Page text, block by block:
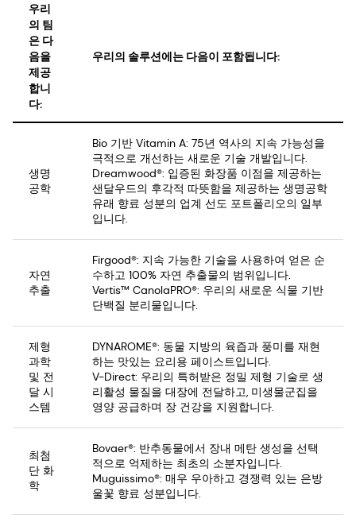
우리
의 팀
은 다
음을
제공
합니
다:
우리의 솔루션에는 다음이 포함됩니다:
생명
공학
Bio 기반 Vitamin A: 75년 역사의 지속 가능성을
극적으로 개선하는 새로운 기술 개발입니다.
Dreamwood®: 입증된 화장품 이점을 제공하는
샌달우드의 후각적 따뜻함을 제공하는 생명공학
유래 향료 성분의 업계 선도 포트폴리오의 일부
입니다.
자연
추출
Firgood®: 지속 가능한 기술을 사용하여 얻은 순
수하고 100% 자연 추출물의 범위입니다.
Vertis™ CanolaPRO®: 우리의 새로운 식물 기반
단백질 분리물입니다.
제형
과학
및 전
달 시
스템
DYNAROME®: 동물 지방의 육즙과 풍미를 재현
하는 맛있는 요리용 페이스트입니다.
V-Direct: 우리의 특허받은 정밀 제형 기술로 생
리활성 물질을 대장에 전달하고, 미생물군집을
영양 공급하며 장 건강을 지원합니다.
최첨
단 화
학
Bovaer®: 반추동물에서 장내 메탄 생성을 선택
적으로 억제하는 최초의 소분자입니다.
Muguissimo®: 매우 우아하고 경쟁력 있는 은방
울꽃 향료 성분입니다.